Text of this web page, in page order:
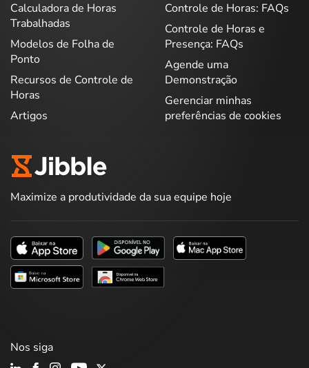
Calculadora de Horas
Trabalhadas
Modelos de Folha de
Ponto
Recursos de Controle de
Horas
Artigos
Controle de Horas: FAQs
Controle de Horas e
Presença: FAQs
Agende uma
Demonstração
Gerenciar minhas
preferências de cookies
Maximize a produtividade da sua equipe hoje
Nos siga